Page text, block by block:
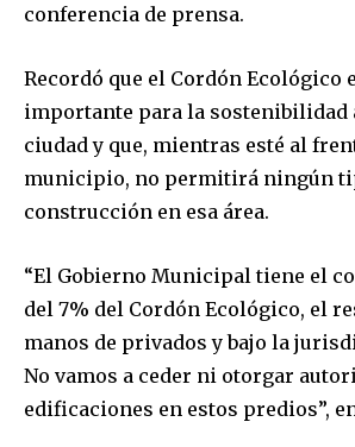
conferencia de prensa.
Recordó que el Cordón Ecológico
importante para la sostenibilidad
ciudad y que, mientras esté al
municipio, no permitirá ningún
construcción en esa área.
“El Gobierno Municipal tiene el
del 7% del Cordón Ecológico, el
manos de privados y bajo la
No vamos a ceder ni otorgar
edificaciones en estos predios”,